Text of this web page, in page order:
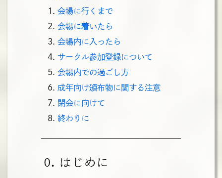
会場に行くまで
会場に着いたら
会場内に入ったら
サークル参加登録について
会場内での過ごし方
成年向け頒布物に関する注意
閉会に向けて
終わりに
0. はじめに